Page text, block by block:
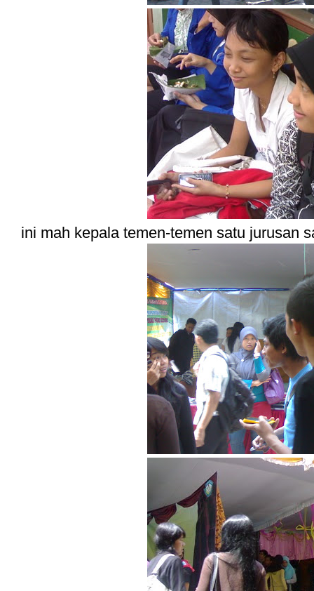
ini mah kepala temen-temen satu jurusan